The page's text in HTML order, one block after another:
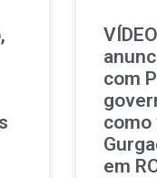
com
como
em